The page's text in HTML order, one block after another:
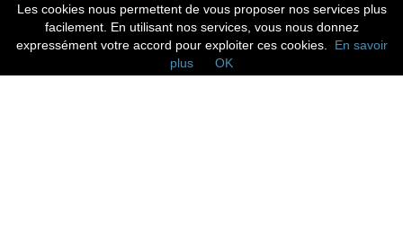
Mentions légales
Nous contacter
Cookies
Statistiques
Les cookies nous permettent de vous proposer nos services plus
facilement. En utilisant nos services, vous nous donnez
expressément votre accord pour exploiter ces cookies.
En savoir
plus
OK